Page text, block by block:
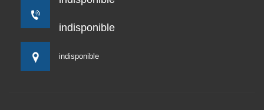
indisponible
indisponible